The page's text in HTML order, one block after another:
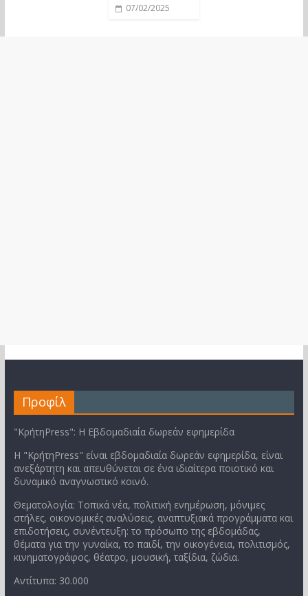
07/02/2025
Προφίλ
"ΚρήτηPress": Η Εβδομαδιαία δωρεάν εφημερίδα
Η "ΚρήτηPress" είναι εβδομαδιαία δωρεάν εφημερίδα, είναι
ανεξάρτητη και απευθύνεται σε ένα ιδιαίτερα ποιοτικό και
δυναμικό αναγνωστικό κοινό.
Θεματολογία: Τοπικά νέα, πολιτική ενημέρωση, μόνιμες
στήλες, οικονομικές αναλύσεις, αναπτυξιακά προγράμματα και
επιδοτήσεις, συνέντευξη: το πρόσωπο της εβδομάδας,
θέματα για την γυναίκα, το παιδί, την οικογένεια, πολιτισμός,
κινηματογράφος, θέατρο, μουσική, ταξίδια, ζώδια.
Αντίτυπα: 30.000